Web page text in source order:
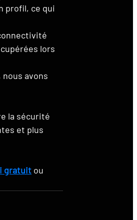
profil, ce qui
lors
avons
la sécurité
et plus
gratuit ou